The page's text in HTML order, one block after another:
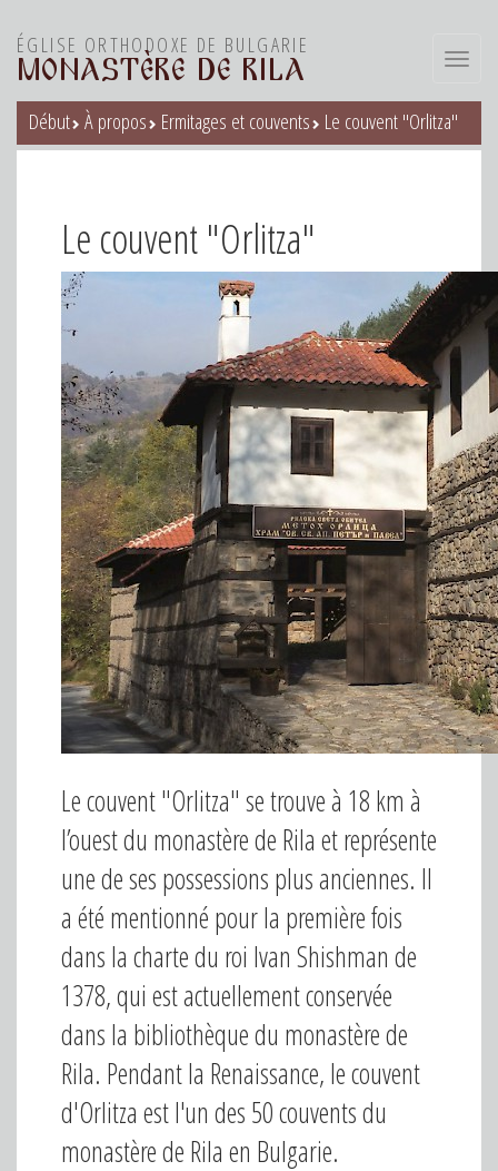
ÉGLISE ORTHODOXE DE BULGARIE
MONASTÈRE DE RILA
Début À propos Ermitages et couvents Le couvent "Orlitza"
Le couvent "Orlitza"
Le couvent "Orlitza" se trouve à 18 km à
l’ouest du monastère de Rila et représente
une de ses possessions plus anciennes. Il
a été mentionné pour la première fois
dans la charte du roi Ivan Shishman de
1378, qui est actuellement conservée
dans la bibliothèque du monastère de
Rila. Pendant la Renaissance, le couvent
d'Orlitza est l'un des 50 couvents du
monastère de Rila en Bulgarie.